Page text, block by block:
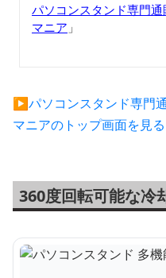
パソコンスタンド専門
マニア 」
▶︎パソコンスタンド専門
マニアのトップ画面を見る
360度回転可能な冷